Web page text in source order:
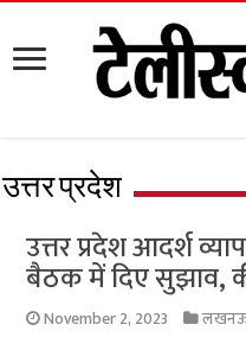
उत्तर प्रदेश
उत्तर प्रदेश आदर्श
बैठक में दिए सुझाव,
November 2, 2023